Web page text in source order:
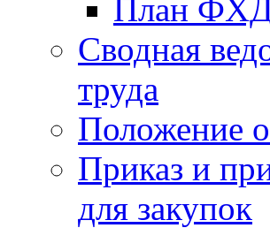
План ФХД
Сводная
труда
Положение
Приказ и
для закупок